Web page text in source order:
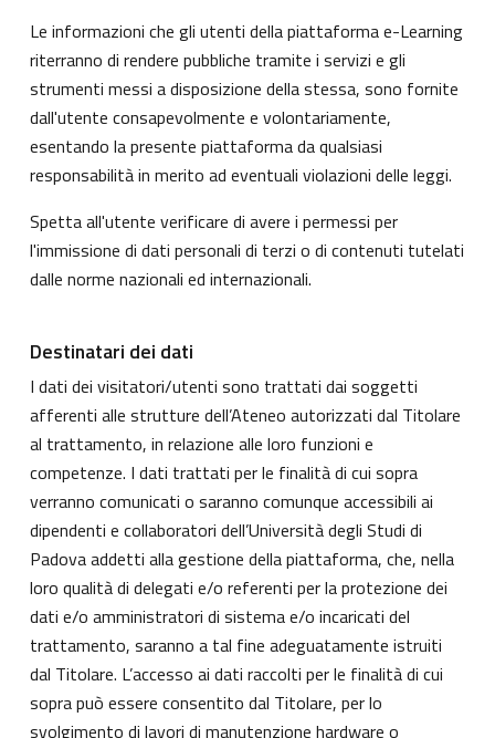
Le informazioni che gli utenti della piattaforma e-Learning
riterranno di rendere pubbliche tramite i servizi e gli
strumenti messi a disposizione della stessa, sono fornite
dall'utente consapevolmente e volontariamente,
esentando la presente piattaforma da qualsiasi
responsabilità in merito ad eventuali violazioni delle leggi.
Spetta all'utente verificare di avere i permessi per
l'immissione di dati personali di terzi o di contenuti tutelati
dalle norme nazionali ed internazionali.
Destinatari dei dati
I dati dei visitatori/utenti sono trattati dai soggetti
afferenti alle strutture dell’Ateneo autorizzati dal Titolare
al trattamento, in relazione alle loro funzioni e
competenze. I dati trattati per le finalità di cui sopra
verranno comunicati o saranno comunque accessibili ai
dipendenti e collaboratori dell’Università degli Studi di
Padova addetti alla gestione della piattaforma, che, nella
loro qualità di delegati e/o referenti per la protezione dei
dati e/o amministratori di sistema e/o incaricati del
trattamento, saranno a tal fine adeguatamente istruiti
dal Titolare. L’accesso ai dati raccolti per le finalità di cui
sopra può essere consentito dal Titolare, per lo
svolgimento di lavori di manutenzione hardware o